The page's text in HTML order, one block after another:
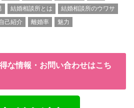
結婚相談所とは
結婚相談所のウワサ
己紹介 離婚率 魅力
な情報・お問い合わせはこち